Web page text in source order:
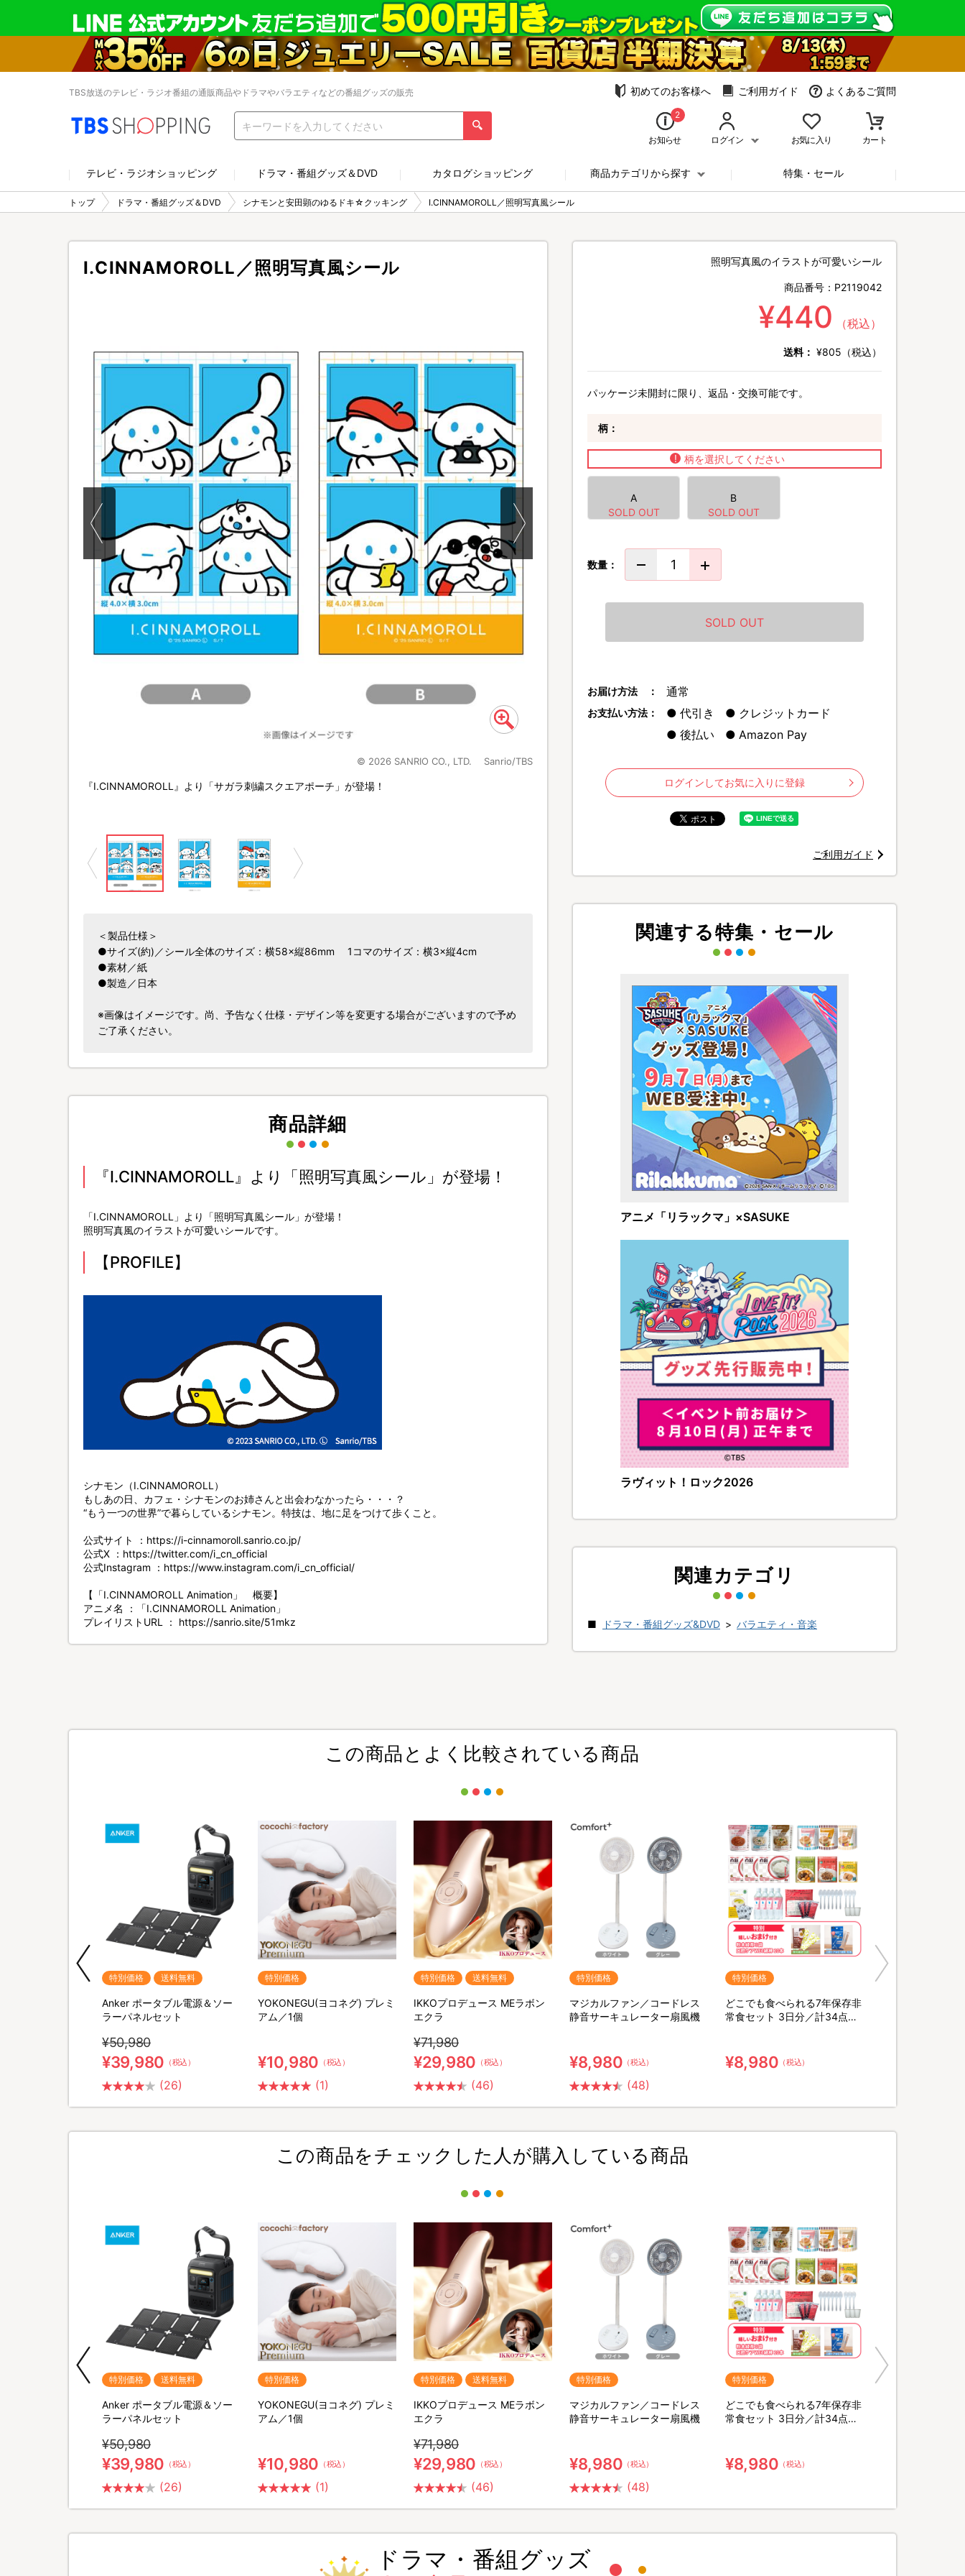
TBS放送のテレビ・ラジオ番組の通販商品やドラマやバラエティなどの番組グッズの販売 初めてのお客様へ ご利用ガイド よくあるご質問
2
お知らせ ログイン お気に入り カート
テレビ・ラジオショッピング ドラマ・番組グッズ＆DVD カタログショッピング 商品カテゴリから探す 特集・セール
トップ ドラマ・番組グッズ＆DVD シナモンと安田顕のゆるドキ☆クッキング I.CINNAMOROLL／照明写真風シール
I.CINNAMOROLL／照明写真風シール
© 2026 SANRIO CO., LTD. Sanrio/TBS
『I.CINNAMOROLL』より「サガラ刺繍スクエアポーチ」が登場！
＜製品仕様＞
●サイズ(約)／シール全体のサイズ：横58×縦86mm 1コマのサイズ：横3×縦4cm
●素材／紙
●製造／日本
※画像はイメージです。尚、予告なく仕様・デザイン等を変更する場合がございますので予め
ご了承ください。
商品詳細
『I.CINNAMOROLL』より「照明写真風シール」が登場！
「I.CINNAMOROLL」より「照明写真風シール」が登場！
照明写真風のイラストが可愛いシールです。
【PROFILE】
シナモン（I.CINNAMOROLL）
もしあの日、カフェ・シナモンのお姉さんと出会わなかったら・・・？
“もう一つの世界”で暮らしているシナモン。特技は、地に足をつけて歩くこと。
公式サイト ：https://i-cinnamoroll.sanrio.co.jp/
公式X ：https://twitter.com/i_cn_official
公式Instagram ：https://www.instagram.com/i_cn_official/
【「I.CINNAMOROLL Animation」 概要】
アニメ名 ：「I.CINNAMOROLL Animation」
プレイリストURL ： https://sanrio.site/51mkz
照明写真風のイラストが可愛いシール
商品番号： P2119042
¥440 （税込）
送料： ¥805（税込）
パッケージ未開封に限り、返品・交換可能です。
柄：
柄を選択してください
A B
数量：
SOLD OUT
お届け方法 ： 通常
お支払い方法： 代引き
クレジットカード
後払い
Amazon Pay
ログインしてお気に入りに登録
ご利用ガイド
関連する特集・セール
アニメ「リラックマ」×SASUKE
ラヴィット！ロック2026
関連カテゴリ
ドラマ・番組グッズ&DVD > バラエティ・音楽
この商品とよく比較されている商品
特別価格 送料無料
Anker ポータブル電源＆ソー
ラーパネルセット
¥50,980
¥39,980 （税込）
(26)
特別価格
YOKONEGU(ヨコネグ) プレミ
アム／1個
¥10,980 （税込）
(1)
特別価格 送料無料
IKKOプロデュース MEラボン
エクラ
¥71,980
¥29,980 （税込）
(46)
特別価格
マジカルファン／コードレス
静音サーキュレーター扇風機
¥8,980 （税込）
(48)
特別価格
どこでも食べられる7年保存非
常食セット 3日分／計34点セ
¥8,980 （税込）
この商品をチェックした人が購入している商品
特別価格 送料無料
Anker ポータブル電源＆ソー
ラーパネルセット
¥50,980
¥39,980 （税込）
(26)
特別価格
YOKONEGU(ヨコネグ) プレミ
アム／1個
¥10,980 （税込）
(1)
特別価格 送料無料
IKKOプロデュース MEラボン
エクラ
¥71,980
¥29,980 （税込）
(46)
特別価格
マジカルファン／コードレス
静音サーキュレーター扇風機
¥8,980 （税込）
(48)
特別価格
どこでも食べられる7年保存非
常食セット 3日分／計34点セ
¥8,980 （税込）
ドラマ・番組グッズ